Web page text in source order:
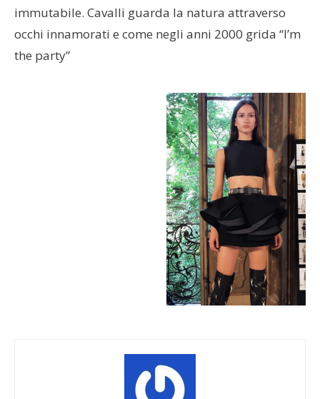
immutabile. Cavalli guarda la natura attraverso
occhi innamorati e come negli anni 2000 grida “I’m
the party”